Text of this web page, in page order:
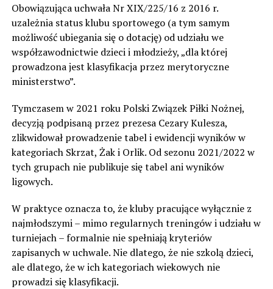
Obowiązująca uchwała Nr XIX/225/16 z 2016 r.
uzależnia status klubu sportowego (a tym samym
możliwość ubiegania się o dotację) od udziału we
współzawodnictwie dzieci i młodzieży, „dla której
prowadzona jest klasyfikacja przez merytoryczne
ministerstwo”.
Tymczasem w 2021 roku Polski Związek Piłki Nożnej,
decyzją podpisaną przez prezesa Cezary Kulesza,
zlikwidował prowadzenie tabel i ewidencji wyników w
kategoriach Skrzat, Żak i Orlik. Od sezonu 2021/2022 w
tych grupach nie publikuje się tabel ani wyników
ligowych.
W praktyce oznacza to, że kluby pracujące wyłącznie z
najmłodszymi – mimo regularnych treningów i udziału w
turniejach – formalnie nie spełniają kryteriów
zapisanych w uchwale. Nie dlatego, że nie szkolą dzieci,
ale dlatego, że w ich kategoriach wiekowych nie
prowadzi się klasyfikacji.